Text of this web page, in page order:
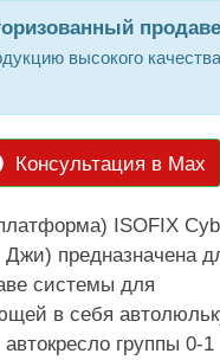
высокого
Консультация в Max
ISOFIX
предназначена
системы для
в себя
автокресло группы 0-1